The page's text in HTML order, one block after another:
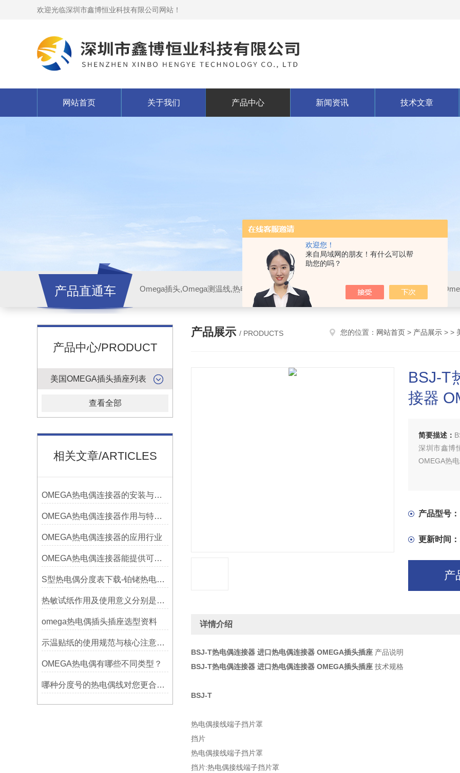
欢迎您！
来自局域网的朋友！有什么可以帮
助您的吗？
欢迎光临深圳市鑫博恒业科技有限公司网站！
网站首页 关于我们 产品中心 新闻资讯 技术文章
产品直通车
产品中心/PRODUCT
美国OMEGA插头插座列表
查看全部
相关文章/ARTICLES
OMEGA热电偶连接器的安装与调试
OMEGA热电偶连接器作用与特点是什么？
OMEGA热电偶连接器的应用行业
OMEGA热电偶连接器能提供可靠的信号传输
S型热电偶分度表下载-铂铑热电偶分度表
热敏试纸作用及使用意义分别是什么？
omega热电偶插头插座选型资料
示温贴纸的使用规范与核心注意事项解读
OMEGA热电偶有哪些不同类型？
哪种分度号的热电偶线对您更合用?
产品展示 / PRODUCTS 您的位置： 网站首页 > 产品展示 > >
BSJ-T
接器
简要描述：
深圳市鑫博
OMEGA热
产品型号：
更新时间：
产
详情介绍
BSJ-T热电偶连接器 进口热电偶连接器 OMEGA插头插座 产品说明
BSJ-T热电偶连接器 进口热电偶连接器 OMEGA插头插座 技术规格
BSJ-T
热电偶接线端子挡片罩
挡片
热电偶接线端子挡片罩
挡片:热电偶接线端子挡片罩